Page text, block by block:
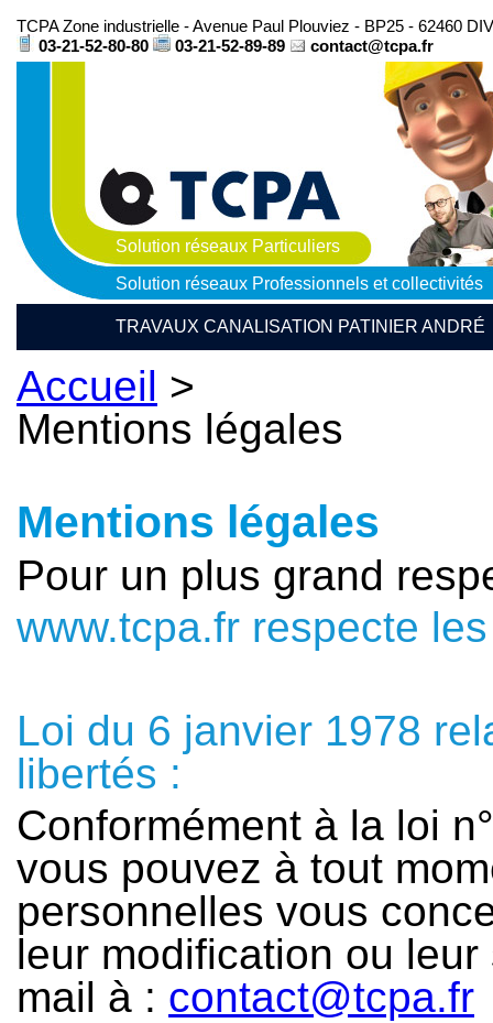
TCPA Zone industrielle - Avenue Paul Plouviez - BP25 - 62460
03-21-52-80-80
03-21-52-89-89 contact@tcpa.fr
Solution réseaux Professionnels et collectivités
Solution réseaux Particuliers
TRAVAUX CANALISATION PATINIER ANDRÉ
Accueil >
Mentions légales
Mentions légales
Pour un plus grand
www.tcpa.fr respecte
Loi du 6 janvier 1978
libertés :
Conformément à la loi
vous pouvez à tout
personnelles vous
leur modification ou
mail à : contact@tcpa.fr